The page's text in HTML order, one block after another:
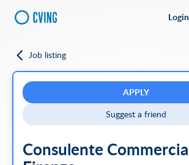
Login
Full-time Full Remote
SEARCH
Go back
Job listing
APPLY
Suggest a friend
Consulente